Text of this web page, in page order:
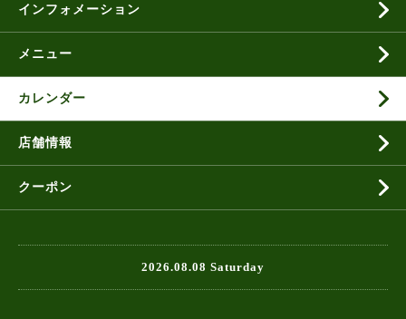
インフォメーション
メニュー
カレンダー
店舗情報
クーポン
2026.08.08 Saturday